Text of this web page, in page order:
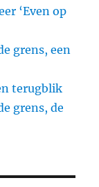
‘Even op
grens, een
terugblik
grens, de